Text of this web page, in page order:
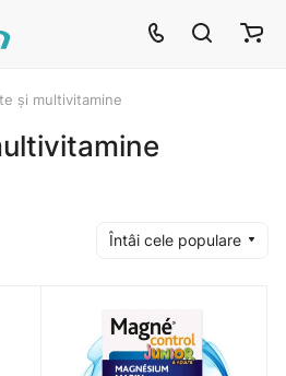
și multivitamine
Întâi cele populare